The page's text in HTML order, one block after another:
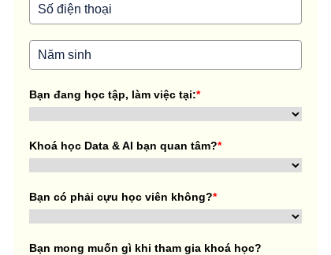
Bạn đang học tập, làm việc tại:*
Khoá học Data & AI bạn quan tâm?*
Bạn có phải cựu học viên không?*
Bạn mong muốn gì khi tham gia khoá học?